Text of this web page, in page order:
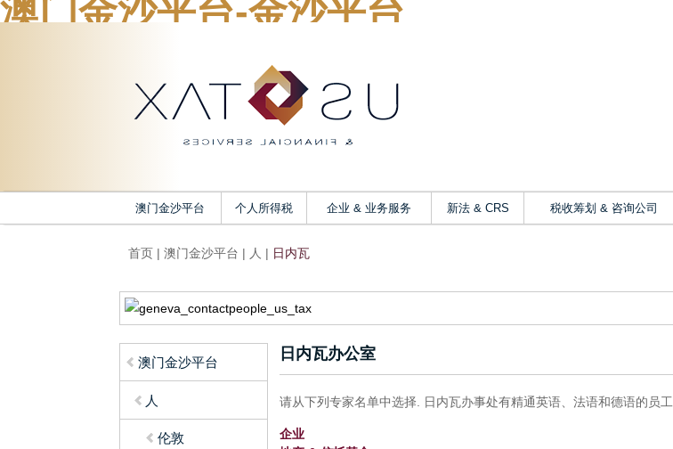
澳门金沙平台-金沙平台
澳门金沙平台 个人所得税 企业 & 业务服务 新法 & CRS 税收筹划 & 咨询公司
首页 |澳门金沙平台 | 人 | 日内瓦
澳门金沙平台
人
伦敦
日内瓦办公室
请从下列专家名单中选择. 日内瓦办事处有精通英语、法语和德语的员工.
企业